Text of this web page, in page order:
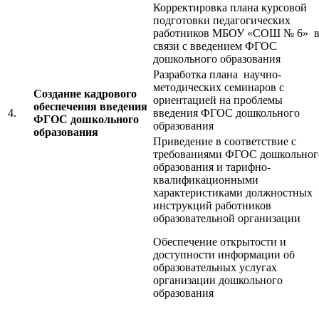
4.
Создание кадрового
обеспечения введения
ФГОС дошкольного
образования
Корректировка плана курсовой
подготовки педагогических
работников МБОУ «СОШ № 6» в
связи с введением ФГОС
дошкольного образования
Разработка плана научно-
методических семинаров с
ориентацией на проблемы
введения ФГОС дошкольного
образования
Приведение в соответствие с
требованиями ФГОС
образования и тарифно-
квалификационными
характеристиками должностных
инструкций работников
образовательной организации
Обеспечение открытости и
доступности информации об
образовательных услугах
организации дошкольного
образования